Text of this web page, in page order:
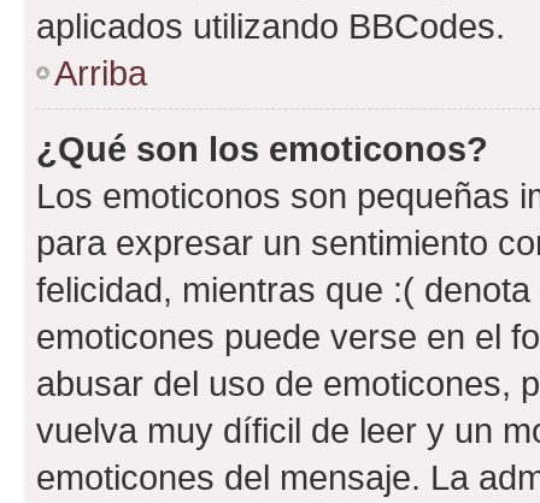
aplicados utilizando BBCodes.
Arriba
¿Qué son los emoticonos?
Los emoticonos son pequeñas
para expresar un sentimiento
felicidad, mientras que :(
emoticones puede verse en el
abusar del uso de emoticones,
vuelva muy díficil de leer y un
emoticones del mensaje. La